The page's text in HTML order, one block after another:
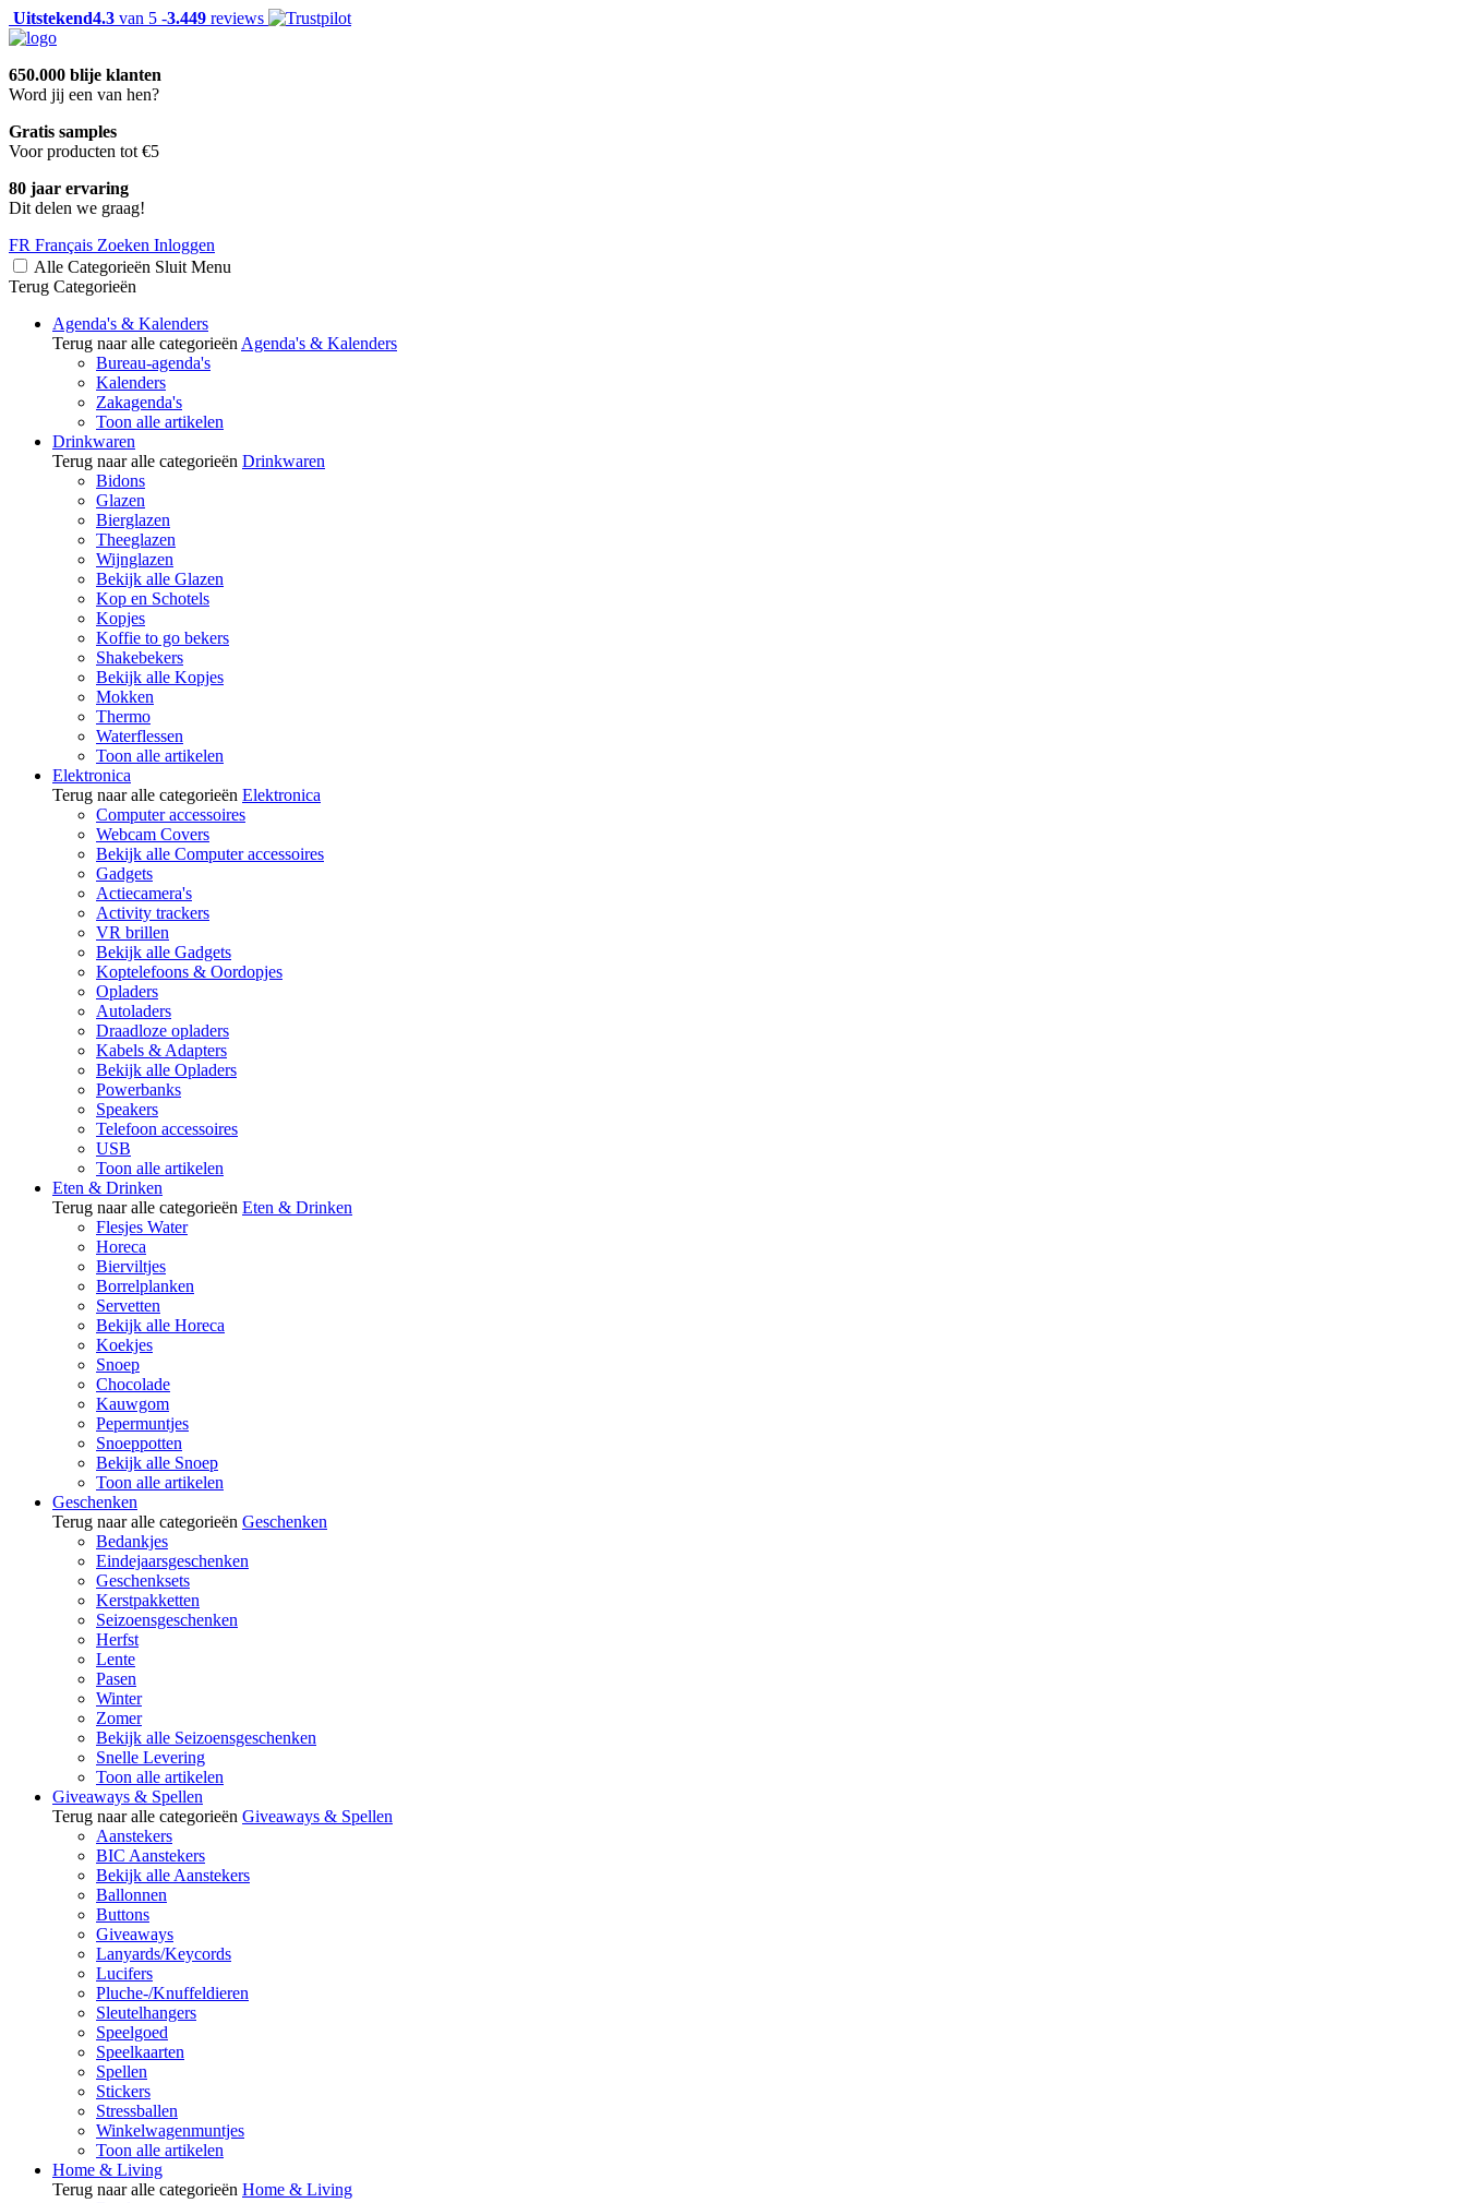
Uitstekend4.3 van 5 -3.449 reviews
650.000 blije klanten
Word jij een van hen?
Gratis samples
Voor producten tot €5
80 jaar ervaring
Dit delen we graag!
FR Français Zoeken Inloggen
Alle Categorieën Sluit Menu
Terug Categorieën
Agenda's & Kalenders
Terug naar alle categorieën Agenda's & Kalenders
Bureau-agenda's
Kalenders
Zakagenda's
Toon alle artikelen
Drinkwaren
Terug naar alle categorieën Drinkwaren
Bidons
Glazen
Bierglazen
Theeglazen
Wijnglazen
Bekijk alle Glazen
Kop en Schotels
Kopjes
Koffie to go bekers
Shakebekers
Bekijk alle Kopjes
Mokken
Thermo
Waterflessen
Toon alle artikelen
Elektronica
Terug naar alle categorieën Elektronica
Computer accessoires
Webcam Covers
Bekijk alle Computer accessoires
Gadgets
Actiecamera's
Activity trackers
VR brillen
Bekijk alle Gadgets
Koptelefoons & Oordopjes
Opladers
Autoladers
Draadloze opladers
Kabels & Adapters
Bekijk alle Opladers
Powerbanks
Speakers
Telefoon accessoires
USB
Toon alle artikelen
Eten & Drinken
Terug naar alle categorieën Eten & Drinken
Flesjes Water
Horeca
Bierviltjes
Borrelplanken
Servetten
Bekijk alle Horeca
Koekjes
Snoep
Chocolade
Kauwgom
Pepermuntjes
Snoeppotten
Bekijk alle Snoep
Toon alle artikelen
Geschenken
Terug naar alle categorieën Geschenken
Bedankjes
Eindejaarsgeschenken
Geschenksets
Kerstpakketten
Seizoensgeschenken
Herfst
Lente
Pasen
Winter
Zomer
Bekijk alle Seizoensgeschenken
Snelle Levering
Toon alle artikelen
Giveaways & Spellen
Terug naar alle categorieën Giveaways & Spellen
Aanstekers
BIC Aanstekers
Bekijk alle Aanstekers
Ballonnen
Buttons
Giveaways
Lanyards/Keycords
Lucifers
Pluche-/Knuffeldieren
Sleutelhangers
Speelgoed
Speelkaarten
Spellen
Stickers
Stressballen
Winkelwagenmuntjes
Toon alle artikelen
Home & Living
Terug naar alle categorieën Home & Living